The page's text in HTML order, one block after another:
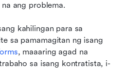
ang problema.
kahilingan para sa
sa pamamagitan ng isang
, maaaring agad na
sa isang kontratista, i-